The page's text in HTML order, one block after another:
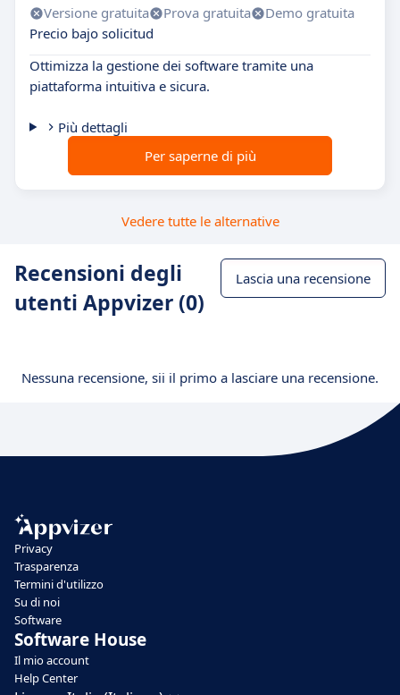
Versione gratuita Prova gratuita
Demo gratuita
Precio bajo solicitud
Ottimizza la gestione dei software tramite una
piattaforma intuitiva e sicura.
Più dettagli
Per saperne di più
Vedere tutte le alternative
Recensioni degli
utenti Appvizer (0)
Lascia una recensione
Nessuna recensione, sii il primo a lasciare una recensione.
Privacy
Trasparenza
Termini d'utilizzo
Su di noi
Software
Software House
Il mio account
Help Center